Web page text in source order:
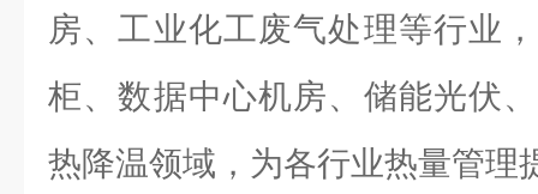
房、工业化工废气处理等行业
柜、数据中心机房、储能光伏
热降温领域，为各行业热量管理